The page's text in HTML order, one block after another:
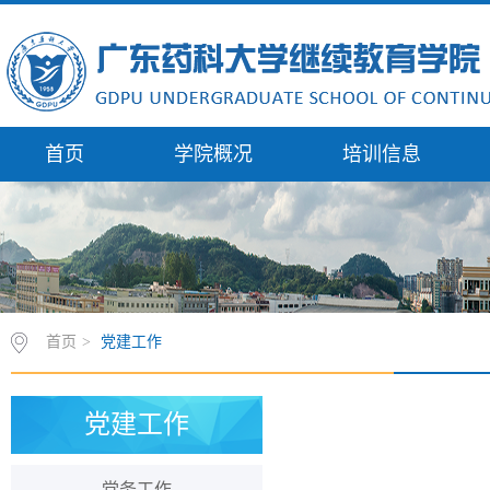
首页 学院概况 培训信息
首页 > 党建工作
党建工作